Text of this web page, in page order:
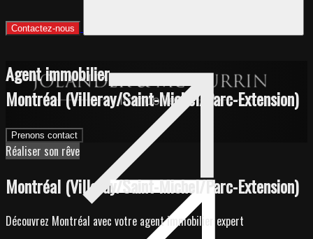
Contactez-nous
Agent immobilier
Montréal (Villeray/Saint-Michel/Parc-Extension)
Prenons contact
Réaliser son rêve
Montréal (Villeray/Saint-Michel/Parc-Extension)
Découvrez Montréal avec votre agent immobilier expert